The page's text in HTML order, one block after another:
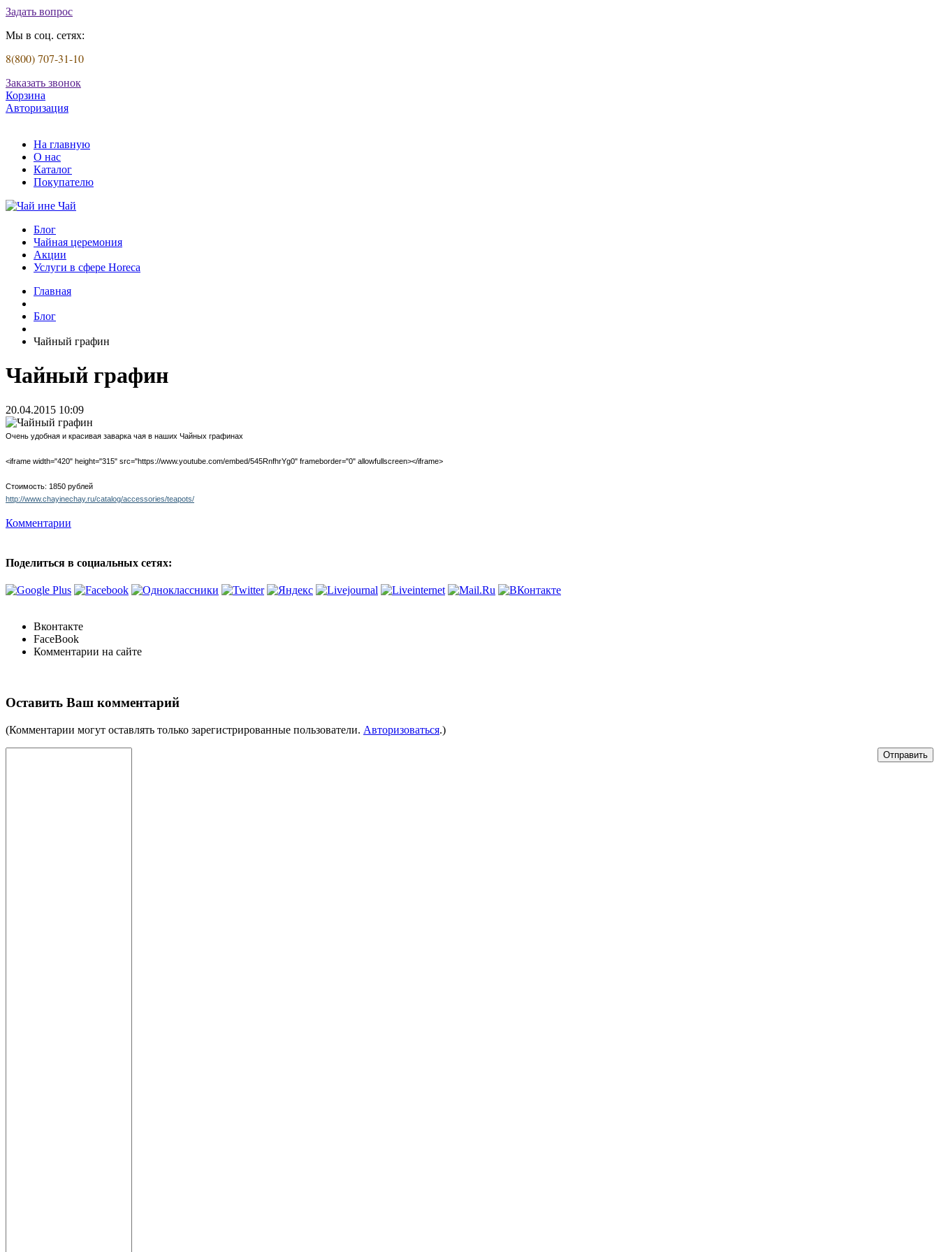
Задать вопрос
Мы в соц. сетях:
8(800) 707-31-10
Заказать звонок
Корзина
Авторизация
На главную
О нас
Каталог
Покупателю
Блог
Чайная церемония
Акции
Услуги в сфере Horeca
Главная
Блог
Чайный графин
Чайный графин
20.04.2015 10:09
Очень удобная и красивая заварка чая в наших Чайных графинах
<iframe width="420" height="315" src="https://www.youtube.com/embed/545RnfhrYg0" frameborder="0" allowfullscreen></iframe>
Стоимость: 1850 рублей
http://www.chayinechay.ru/catalog/accessories/teapots/
Комментарии
Поделиться в социальных сетях:
Вконтакте
FaceBook
Комментарии на сайте
Оставить Ваш комментарий
(Комментарии могут оставлять только зарегистрированные пользователи. Авторизоваться.)